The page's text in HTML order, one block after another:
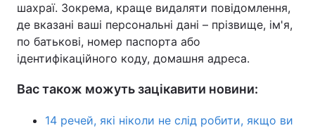
шахраї. Зокрема, краще видаляти повідомлення,
де вказані ваші персональні дані – прізвище, ім'я,
по батькові, номер паспорта або
ідентифікаційного коду, домашня адреса.
Вас також можуть зацікавити новини:
14 речей, які ніколи не слід робити, якщо ви